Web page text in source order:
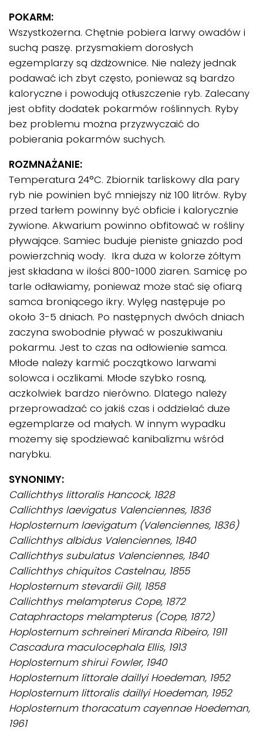
POKARM:
Wszystkożerna. Chętnie pobiera larwy owadów i
suchą paszę. przysmakiem dorosłych
egzemplarzy są dżdżownice. Nie należy jednak
podawać ich zbyt często, ponieważ są bardzo
kaloryczne i powodują otłuszczenie ryb. Zalecany
jest obfity dodatek pokarmów roślinnych. Ryby
bez problemu można przyzwyczaić do
pobierania pokarmów suchych.
ROZMNAŻANIE:
Temperatura 24°C. Zbiornik tarliskowy dla pary
ryb nie powinien być mniejszy niż 100 litrów. Ryby
przed tarłem powinny być obficie i kalorycznie
żywione. Akwarium powinno obfitować w rośliny
pływające. Samiec buduje pieniste gniazdo pod
powierzchnią wody. Ikra duża w kolorze żółtym
jest składana w ilości 800-1000 ziaren. Samicę po
tarle odławiamy, ponieważ może stać się ofiarą
samca broniącego ikry. Wylęg następuje po
około 3-5 dniach. Po następnych dwóch dniach
zaczyna swobodnie pływać w poszukiwaniu
pokarmu. Jest to czas na odłowienie samca.
Młode należy karmić początkowo larwami
solowca i oczlikami. Młode szybko rosną,
aczkolwiek bardzo nierówno. Dlatego należy
przeprowadzać co jakiś czas i oddzielać duże
egzemplarze od małych. W innym wypadku
możemy się spodziewać kanibalizmu wśród
narybku.
SYNONIMY:
Callichthys littoralis Hancock, 1828
Callichthys laevigatus Valenciennes, 1836
Hoplosternum laevigatum (Valenciennes, 1836)
Callichthys albidus Valenciennes, 1840
Callichthys subulatus Valenciennes, 1840
Callichthys chiquitos Castelnau, 1855
Hoplosternum stevardii Gill, 1858
Callichthys melampterus Cope, 1872
Cataphractops melampterus (Cope, 1872)
Hoplosternum schreineri Miranda Ribeiro, 1911
Cascadura maculocephala Ellis, 1913
Hoplosternum shirui Fowler, 1940
Hoplosternum littorale daillyi Hoedeman, 1952
Hoplosternum littoralis daillyi Hoedeman, 1952
Hoplosternum thoracatum cayennae Hoedeman,
1961